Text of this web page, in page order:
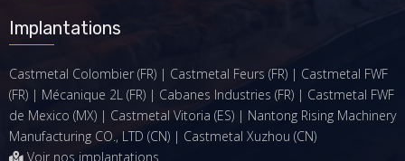
Implantations
Castmetal Colombier (FR) | Castmetal Feurs (FR) | Castmetal FWF
(FR) | Mécanique 2L (FR) | Cabanes Industries (FR) | Castmetal FWF
de Mexico (MX) | Castmetal Vitoria (ES) | Nantong Rising Machinery
Manufacturing CO., LTD (CN) | Castmetal Xuzhou (CN)
Voir nos implantations